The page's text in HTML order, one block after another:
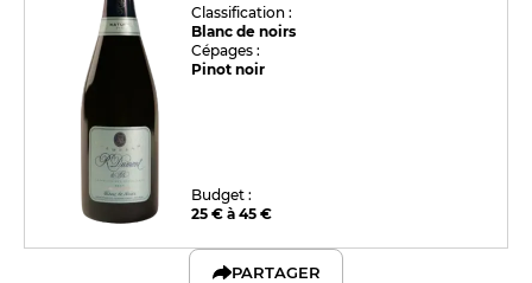
Classification :
Blanc de noirs
Cépages :
Pinot noir
Budget :
25 € à 45 €
PARTAGER